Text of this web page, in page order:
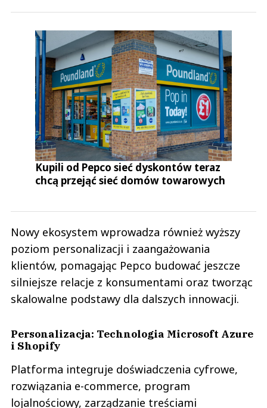
Kupili od Pepco sieć dyskontów teraz
chcą przejąć sieć domów towarowych
Nowy ekosystem wprowadza również wyższy
poziom personalizacji i zaangażowania
klientów, pomagając Pepco budować jeszcze
silniejsze relacje z konsumentami oraz tworząc
skalowalne podstawy dla dalszych innowacji.
Personalizacja: Technologia Microsoft Azure
i Shopify
Platforma integruje doświadczenia cyfrowe,
rozwiązania e-commerce, program
lojalnościowy, zarządzanie treściami